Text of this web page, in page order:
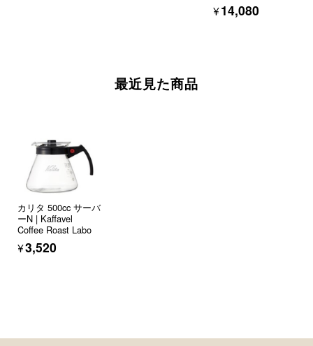
¥14,080
最近見た商品
カリタ 500cc サーバ
ーN | Kaffavel
Coffee Roast Labo
¥3,520